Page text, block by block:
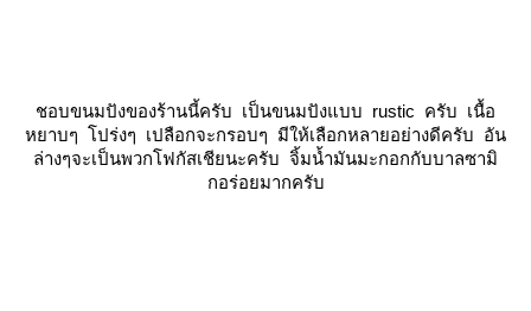
ชอบขนมปังของร้านนี้ครับ เป็นขนมปังแบบ rustic ครับ เนื้อ
หยาบๆ โปร่งๆ เปลือกจะกรอบๆ มีให้เลือกหลายอย่างดีครับ อัน
ล่างๆจะเป็นพวกโฟกัสเชียนะครับ จิ้มน้ำมันมะกอกกับบาลซามิ
กอร่อยมากครับ